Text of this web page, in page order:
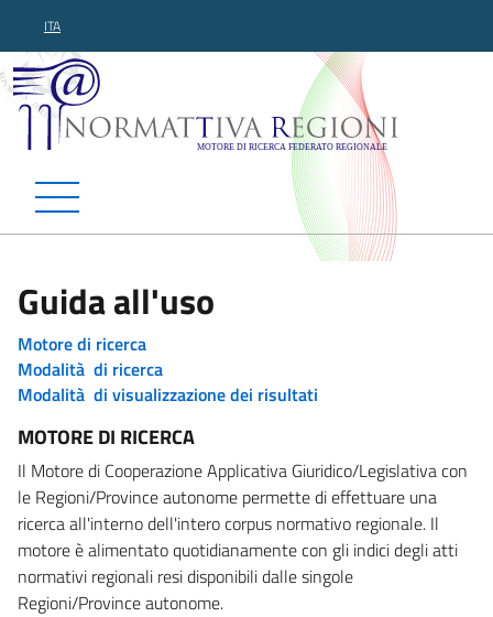
ITA
Normattiva Regioni -
Guida all'uso
Motore di ricerca
Modalità di ricerca
Modalità di visualizzazione dei risultati
MOTORE DI RICERCA
Il Motore di Cooperazione Applicativa Giuridico/Legislativa con
le Regioni/Province autonome permette di effettuare una
ricerca all'interno dell'intero corpus normativo regionale. Il
motore è alimentato quotidianamente con gli indici degli atti
normativi regionali resi disponibili dalle singole
Regioni/Province autonome.